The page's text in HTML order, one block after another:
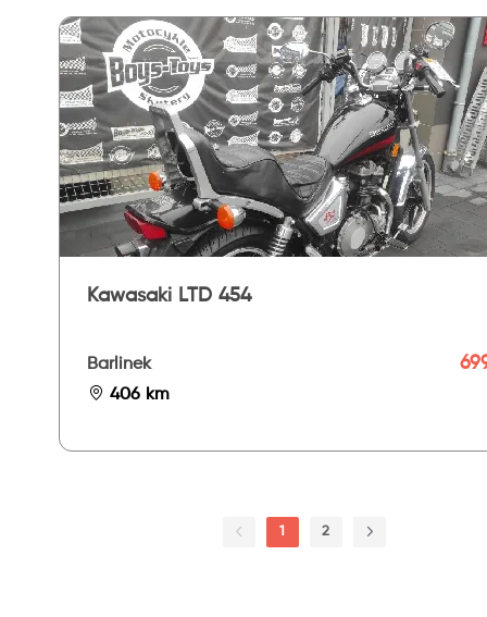
Kawasaki LTD 454
Barlinek
406 km
1 2